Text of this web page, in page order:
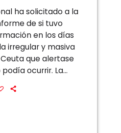
ha solicitado a la
de si tuvo
en los días
irregular y masiva
que alertase
ocurrir. La
dado el paso a